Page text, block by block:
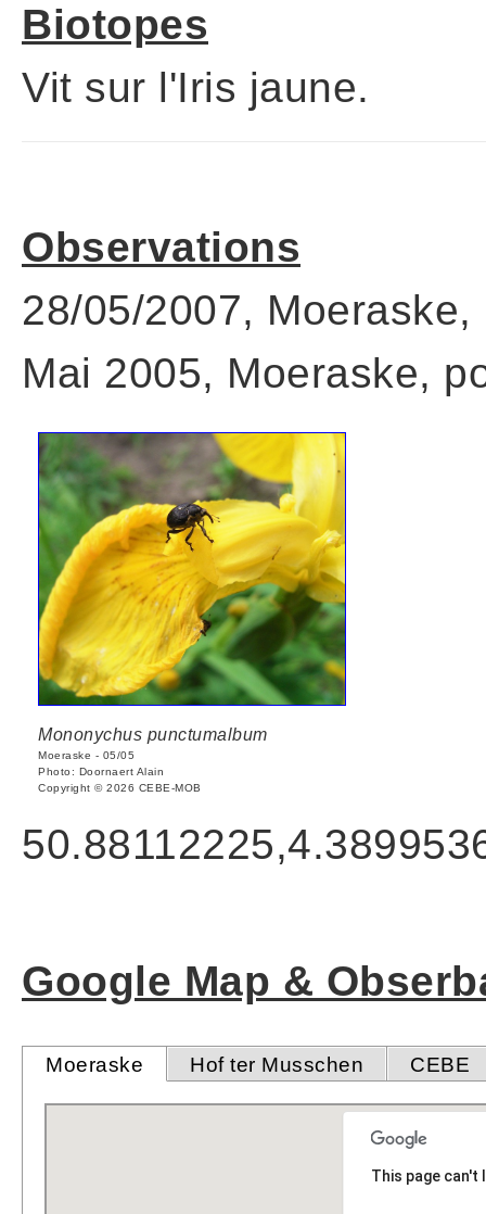
Biotopes
Vit sur l'Iris jaune.
Observations
28/05/2007,
Mai 2005, Moeraske,
Mononychus punctumalbum
Moeraske - 05/05
Photo: Doornaert Alain
Copyright © 2026 CEBE-MOB
Google Map &
Moeraske Hof ter Musschen CEBE